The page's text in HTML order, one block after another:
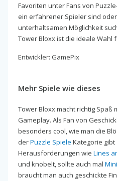
Favoriten unter Fans von
ein erfahrener Spieler sind
unterhaltsamen Möglichkeit
Tower Bloxx ist die ideale
Entwickler: GamePix
Mehr Spiele wie dieses
Tower Bloxx macht richtig Spaß
Gameplay. Als Fan von
besonders cool, wie man die
derPuzzle Spiele Kategorie
Herausforderungen wie Lines
und knobelt, sollte auch mal
braucht man auch geschickte